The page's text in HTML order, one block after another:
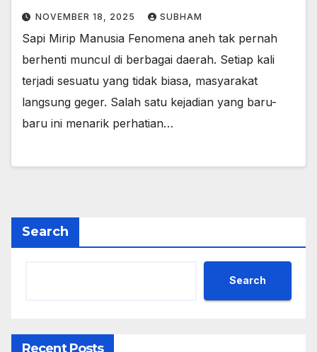
NOVEMBER 18, 2025 SUBHAM
Sapi Mirip Manusia Fenomena aneh tak pernah
berhenti muncul di berbagai daerah. Setiap kali
terjadi sesuatu yang tidak biasa, masyarakat
langsung geger. Salah satu kejadian yang baru-
baru ini menarik perhatian…
Search
Search
Recent Posts